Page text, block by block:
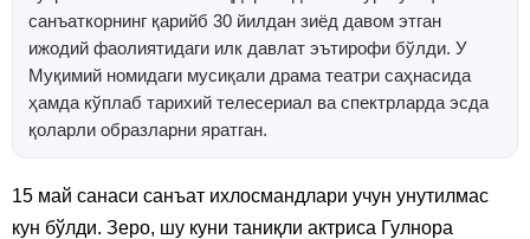
санъаткорнинг қарийб 30 йилдан зиёд давом этган
ижодий фаолиятидаги илк давлат эътирофи бўлди. У
Муқимий номидаги мусиқали драма театри саҳнасида
ҳамда кўплаб тарихий телесериал ва спектрларда эсда
қоларли образларни яратган.
15 май санаси санъат ихлосмандлари учун унутилмас
кун бўлди. Зеро, шу куни таниқли актриса Гулнора